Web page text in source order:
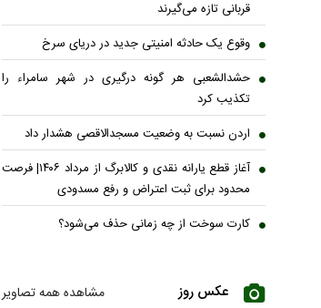
قربانی تازه می‌گیرند
وقوع یک حادثه امنیتی جدید در دریای سرخ
حشدالشعبی هر گونه درگیری در شهر سامراء را
تکذیب کرد
اردن نسبت به وضعیت مسجدالاقصی هشدار داد
آغاز قطع یارانه نقدی و کالابرگ از مرداد ۱۴۰۶| فرصت
محدود برای ثبت اعتراض و رفع مسدودی
کارت سوخت از چه زمانی حذف می‌شود؟
عکس روز مشاهده همه تصاویر